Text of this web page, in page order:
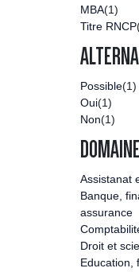
MBA(1)
Titre RNCP
Possible(1)
Oui(1)
Non(1)
DOMAINE
Assistanat
Banque,
assurance
Droit et
Education,